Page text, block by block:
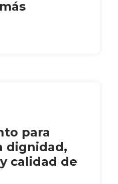
para
dignidad,
calidad de